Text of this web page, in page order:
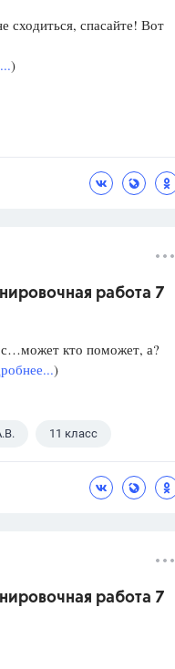
сходиться, спасайте! Вот
)
работа 7
кто поможет, а?
)
11 класс
работа 7